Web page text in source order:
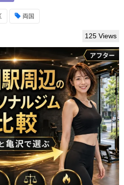
両国
125 Views